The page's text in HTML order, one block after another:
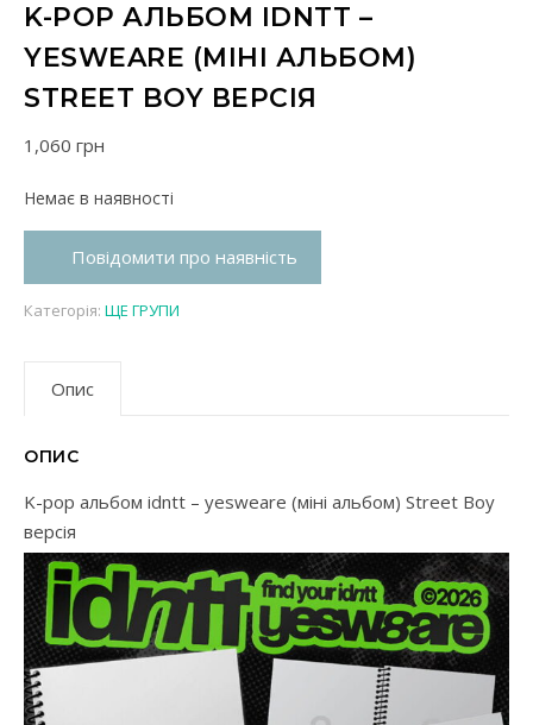
K-POP АЛЬБОМ IDNTT –
YESWEARE (МІНІ АЛЬБОМ)
STREET BOY ВЕРСІЯ
1,060 грн
Немає в наявності
Повідомити про наявність
Категорія: ЩЕ ГРУПИ
Опис
ОПИС
K-pop альбом idntt – yesweare (міні альбом) Street Boy
версія